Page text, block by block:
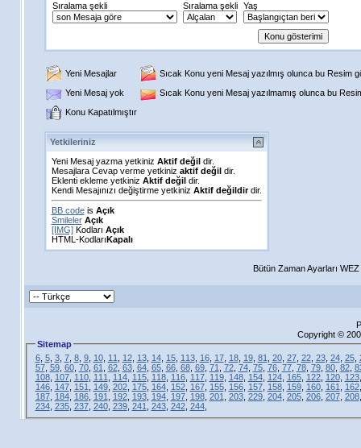
Sıralama şekli
Sıralama şekli Yaş
Yeni Mesajlar
Sıcak Konu yeni Mesaj yazılmış olunca bu Resim
Yeni Mesaj yok
Sıcak Konu yeni Mesaj yazılmamış olunca bu
Konu Kapatılmıştır
Yetkileriniz
Yeni Mesaj yazma yetkiniz Aktif değildir.
Mesajlara Cevap verme yetkiniz aktif değildir.
Eklenti ekleme yetkiniz Aktif değildir.
Kendi Mesajınızı değiştirme yetkiniz Aktif değildirdir.
BB codeis Açık
Smileler Açık
[IMG]Kodları Açık
HTML-KodlarıKapalı
Bütün Zaman Ayarları
Copyright ©
Sitemap
6, 5, 3, 7, 8, 9, 10, 11 12, 13, 14, 15, 113, 16, 17, 18, 19, 81 20, 27, 22, 23, 24, 25,
57, 59, 60, 70, 61 62, 63, 64, 65, 66, 68, 69, 71 72, 74, 75, 76, 77, 78, 79, 80, 82,
108, 107, 110, 111 114, 115, 118, 116, 117, 119, 148, 154, 124, 165, 122, 120, 123
146, 147, 151 149, 202, 175, 164, 152, 167, 155, 156, 157, 158, 159, 160, 161 162
187, 184, 186, 191 192, 193, 194, 197, 198, 201 203, 229, 204, 205, 206, 207, 208
234, 235, 237, 240, 239, 241 243, 242, 244,